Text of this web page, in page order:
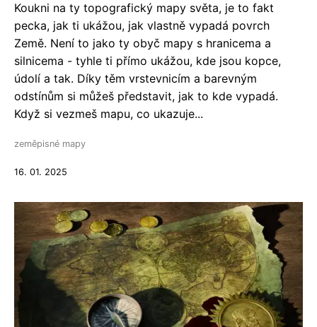
Koukni na ty topografický mapy světa, je to fakt
pecka, jak ti ukážou, jak vlastně vypadá povrch
Země. Není to jako ty obyč mapy s hranicema a
silnicema - tyhle ti přímo ukážou, kde jsou kopce,
údolí a tak. Díky těm vrstevnicím a barevným
odstínům si můžeš představit, jak to kde vypadá.
Když si vezmeš mapu, co ukazuje...
zeměpisné mapy
16. 01. 2025